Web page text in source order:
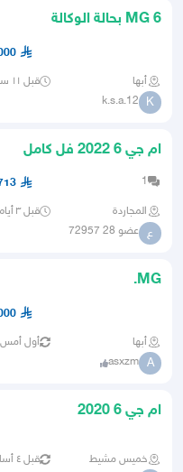
MG 6 بحالة الوكالة
أبها قبل ١١ ساعة
K
k.s.a.12
ام جي 6 2022 فل كامل
1
المجاردة قبل ٣ أيام
ع عضو 28 72957
MG.
أبها أول أمس
A
asxzm
ام جي 6 2020
خميس مشيط قبل ٤ أسابيع